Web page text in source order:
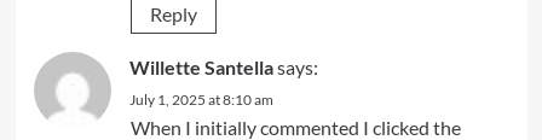
Reply
Willette Santellasays:
July 1, 2025 at 8:10 am
When I initially commented I clicked the